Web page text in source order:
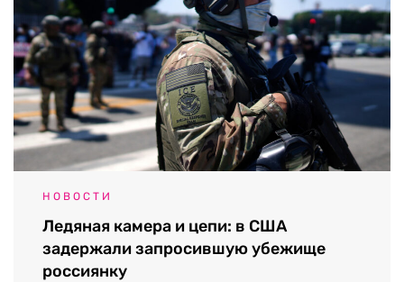
НОВОСТИ
Ледяная камера и цепи: в США
задержали запросившую убежище
россиянку